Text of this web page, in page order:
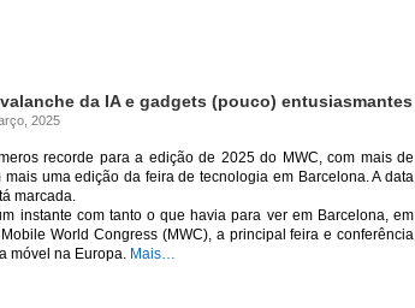
da IA e gadgets (pouco) entusiasmantes
2025
recorde para a edição de 2025 do MWC, com mais de
mais uma edição da feira de tecnologia em Barcelona. A data
marcada.
instante com tanto o que havia para ver em Barcelona, em
World Congress (MWC), a principal feira e conferência
móvel na Europa. Mais…